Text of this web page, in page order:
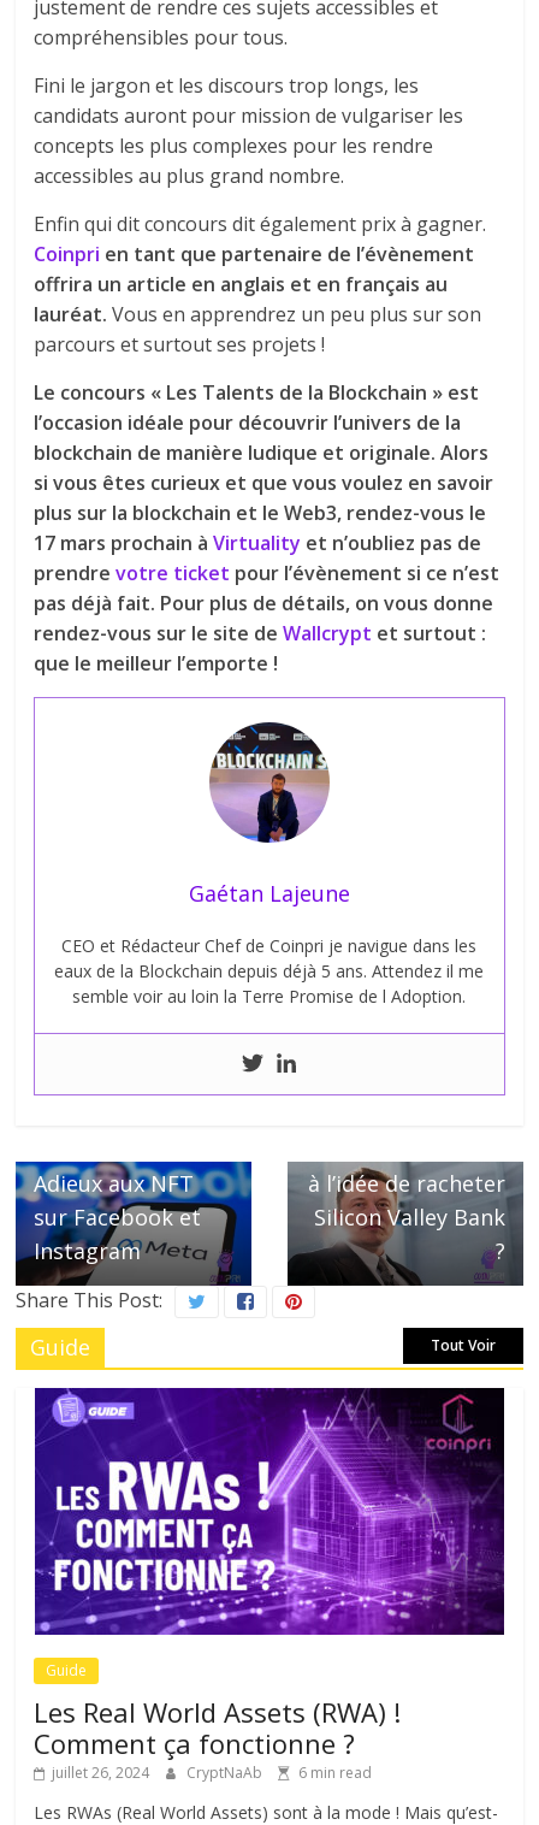
justement de rendre ces sujets accessibles et
compréhensibles pour tous.
Fini le jargon et les discours trop longs, les
candidats auront pour mission de vulgariser les
concepts les plus complexes pour les rendre
accessibles au plus grand nombre.
Enfin qui dit concours dit également prix à gagner.
Coinpri en tant que partenaire de l’évènement
offrira un article en anglais et en français au
lauréat. Vous en apprendrez un peu plus sur son
parcours et surtout ses projets !
Le concours « Les Talents de la Blockchain » est
l’occasion idéale pour découvrir l’univers de la
blockchain de manière ludique et originale. Alors
si vous êtes curieux et que vous voulez en savoir
plus sur la blockchain et le Web3, rendez-vous le
17 mars prochain àVirtuality et n’oubliez pas de
prendrevotre ticket pour l’évènement si ce n’est
pas déjà fait. Pour plus de détails, on vous donne
rendez-vous sur le site deWallcrypt et surtout :
que le meilleur l’emporte !
Gaétan Lajeune
CEO et Rédacteur Chef de Coinpri je navigue dans les
eaux de la Blockchain depuis déjà 5 ans. Attendez il me
semble voir au loin la Terre Promise de l Adoption.
Adieux aux NFT
sur Facebook et
Instagram
à l’idée de racheter
Silicon Valley Bank
?
Share This Post:
Guide Tout Voir
Guide
Les Real World Assets (RWA) !
Comment ça fonctionne ?
juillet 26, 2024 CryptNaAb 6 min read
Les RWAs (Real World Assets) sont à la mode ! Mais qu’est-